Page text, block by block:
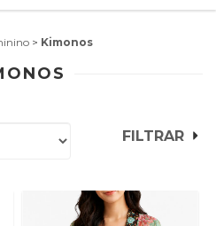
> Kimonos
FILTRAR